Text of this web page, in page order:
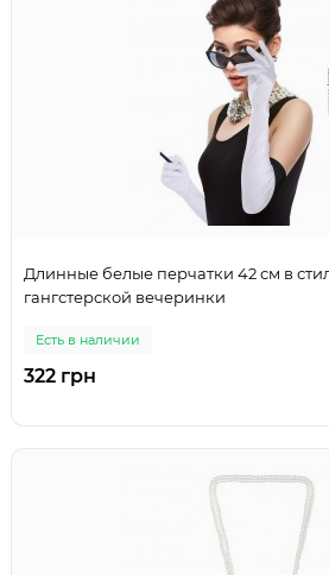
Длинные белые перчатки 42 см в
гангстерской вечеринки
Есть в наличии
322 грн